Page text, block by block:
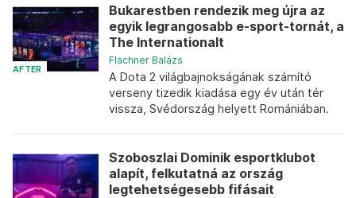
AFTER
Bukarestben rendezik meg újra az
egyik legrangosabb e-sport-tornát, a
The Internationalt
Flachner Balázs
A Dota 2 világbajnokságának számító
verseny tizedik kiadása egy év után tér
vissza, Svédország helyett Romániában.
Szoboszlai Dominik esportklubot
alapít, felkutatná az ország
legtehetségesebb fifásait